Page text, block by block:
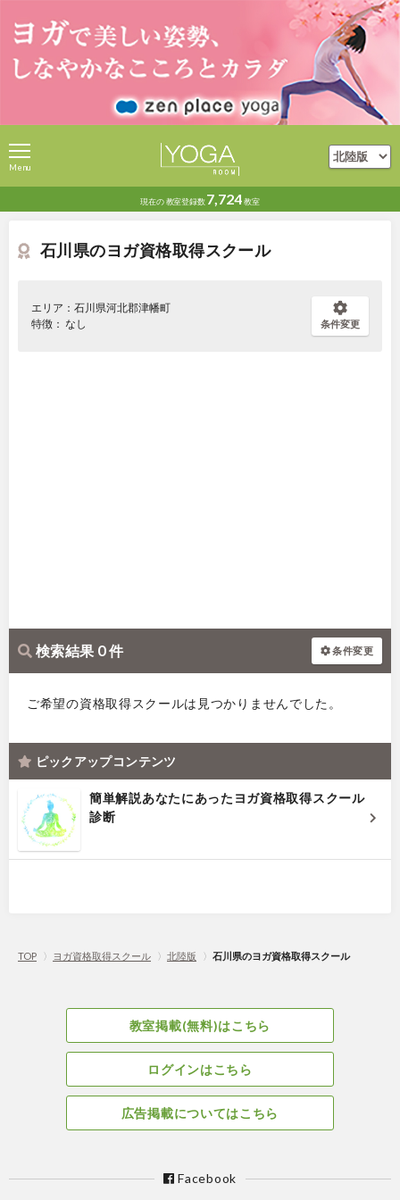
現在の教室登録数 7,724教室
Menu
石川県のヨガ資格取得スクール
エリア：石川県河北郡津幡町
特徴： なし
条件変更
検索結果 0 件 条件変更
ご希望の資格取得スクールは見つかりませんでした。
ピックアップコンテンツ
簡単解説あなたにあったヨガ資格取得スクール
診断
TOP 〉 ヨガ資格取得スクール 〉 北陸版 〉 石川県のヨガ資格取得スクール
教室掲載(無料)はこちら
ログインはこちら
広告掲載についてはこちら
Facebook